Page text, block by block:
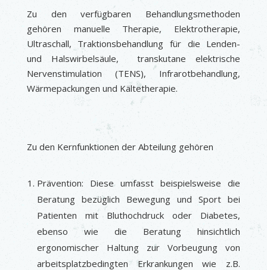
Zu den verfügbaren Behandlungsmethoden
gehören manuelle Therapie, Elektrotherapie,
Ultraschall, Traktionsbehandlung für die Lenden-
und Halswirbelsäule, transkutane elektrische
Nervenstimulation (TENS), Infrarotbehandlung,
Wärmepackungen und Kältetherapie.
Zu den Kernfunktionen der Abteilung gehören
Prävention: Diese umfasst beispielsweise die
Beratung bezüglich Bewegung und Sport bei
Patienten mit Bluthochdruck oder Diabetes,
ebenso wie die Beratung hinsichtlich
ergonomischer Haltung zur Vorbeugung von
arbeitsplatzbedingten Erkrankungen wie z.B.